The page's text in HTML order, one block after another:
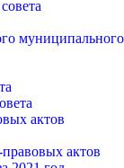
муниципального
актов
актов